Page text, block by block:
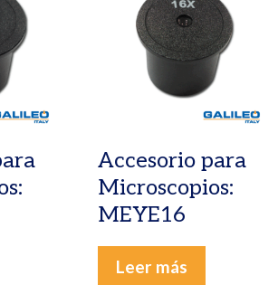
Accesorio para
Microscopios:
MEYE16
Leer más